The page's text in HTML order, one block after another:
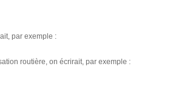
par exemple :
routière, on écrirait, par exemple :